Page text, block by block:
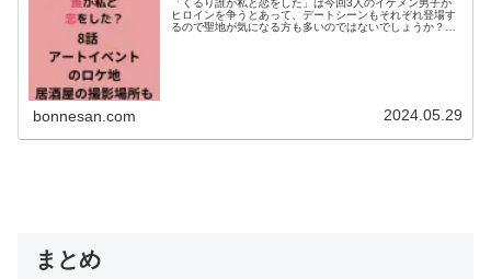
「くるり誰が私と恋をした」は今回3人のイケメン男子が
ヒロインを争うとあって、デートシーンもそれぞれ登場す
るので聖地が気になる方も多いのではないでしょうか？そ
bonnesan.com 2024.05.29
まとめ